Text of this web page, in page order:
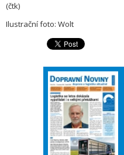
(čtk)
Ilustrační foto: Wolt